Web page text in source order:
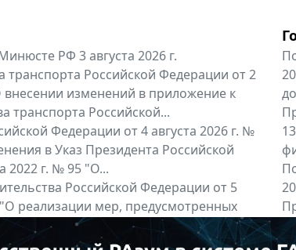
РФ 3 августа 2026 г.
транспорта Российской Федерации от 2
изменений в приложение к
транспорта Российской...
Федерации от 4 августа 2026 г. №
в Указ Президента Российской
2022 г. № 95 "О...
Российской Федерации от 5
"О реализации мер, предусмотренных
Федерации от 24...